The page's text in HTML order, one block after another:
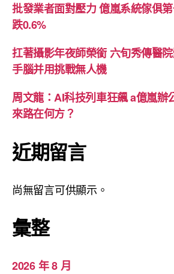
批發業者面對壓力 億嵐系統傢俱
跌0.6%
扛著攝影年夜師榮銜 六旬秀傳醫
手腦并用挑戰無人機
周文龍：AI科技列車狂飆 a億嵐辦
來路在何方？
近期留言
尚無留言可供顯示。
彙整
2026 年 8 月